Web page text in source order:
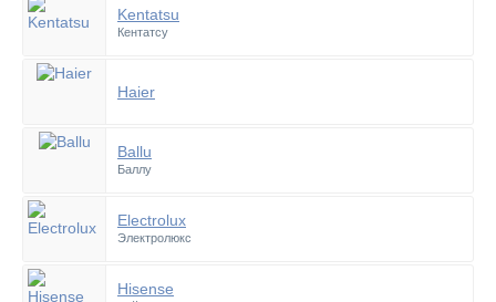
Kentatsu
Кентатсу
Haier
Ballu
Баллу
Electrolux
Электролюкс
Hisense